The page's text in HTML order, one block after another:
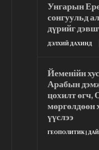
Унгарын
сонгуульд
дүрийг
ДЭЛХИЙ ДАХИНД
Йеменійн
Арабын
цохилт өгч,
мөргөлдөөн
үүслээ
ГЕОПОЛИТИК |